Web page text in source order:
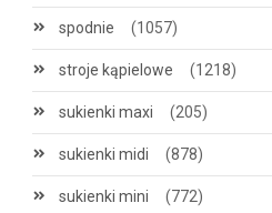
spodnie (1057)
stroje kąpielowe (1218)
sukienki maxi (205)
sukienki midi (878)
sukienki mini (772)